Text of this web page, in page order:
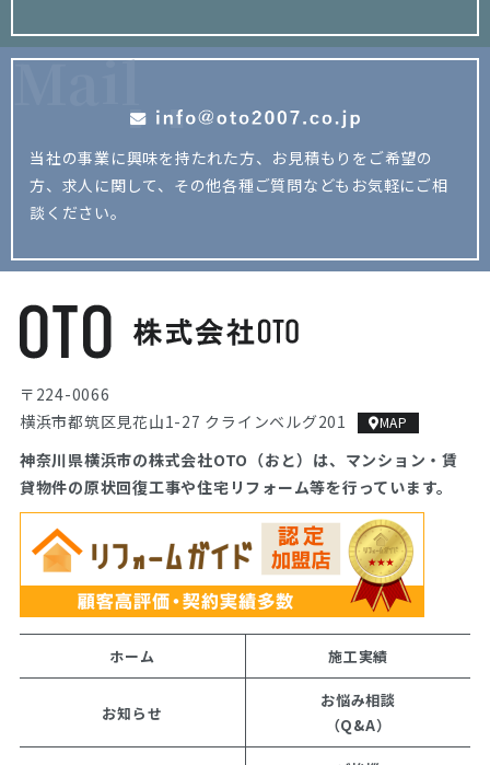
当社の事業に興味を持たれた方、お見積もりをご希望の
方、 求人に関して、その他各種ご質問などもお気軽にご相
談ください。
Mail
〒224-0066
横浜市都筑区見花山1-27 クラインベルグ201
MAP
神奈川県横浜市の株式会社OTO（おと）は、マンション・賃
貸物件の原状回復工事や住宅リフォーム等を行っています。
ホーム 施工実績
お知らせ
お悩み相談
（Q&A）